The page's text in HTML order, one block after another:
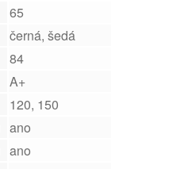
65
černá, šedá
84
A+
120, 150
ano
ano